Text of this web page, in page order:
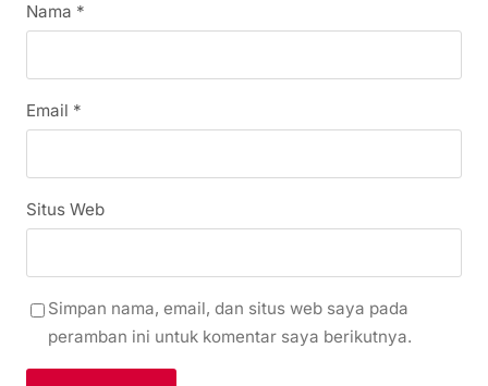
Nama *
Email *
Situs Web
Simpan nama, email, dan situs web saya pada
peramban ini untuk komentar saya berikutnya.